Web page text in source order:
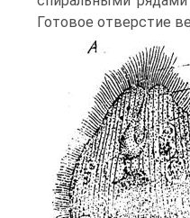
Готовое отверстие